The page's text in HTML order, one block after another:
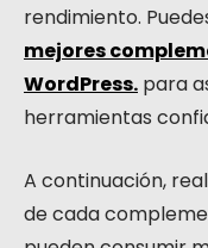
rendimiento.
mejores
WordPress. para
herramientas
A continuación,
de cada